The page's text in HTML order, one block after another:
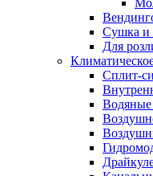
Сушка и
Для
Сплит-
Водяные